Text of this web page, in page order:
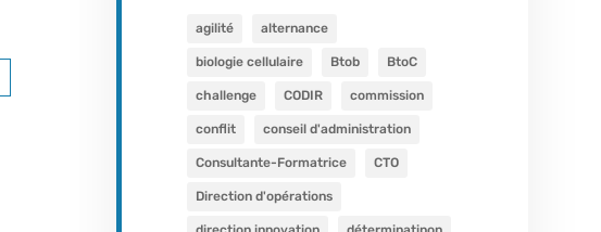
agilité alternance
biologie cellulaire Btob BtoC
challenge CODIR commission
conflit conseil d'administration
Consultante-Formatrice CTO
Direction d'opérations